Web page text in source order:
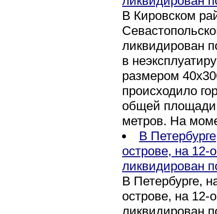
В Кировском
ликвидирован
в
размером
происходило
общей площади
метров. На
В
острове, на 12-
ликвидирован
В Петербурге,
острове, на 12-
ликвидирован